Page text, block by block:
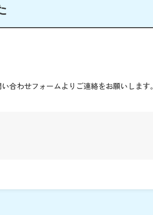
合わせフォームよりご連絡をお願いします。